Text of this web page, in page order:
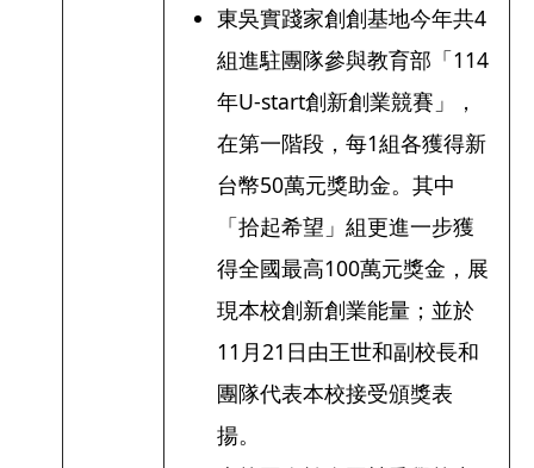
東吳實踐家創創基地今年共4
組進駐團隊參與教育部「114
年U-start創新創業競賽」，
在第一階段，每1組各獲得新
台幣50萬元獎助金。其中
「拾起希望」組更進一步獲
得全國最高100萬元獎金，展
現本校創新創業能量；並於
11月21日由王世和副校長和
團隊代表本校接受頒獎表
揚。